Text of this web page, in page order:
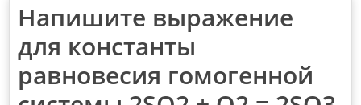
Напишите выражение
для константы
равновесия гомогенной